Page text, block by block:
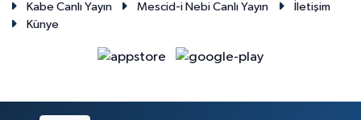
Kabe Canlı Yayın
Mescid-i Nebi Canlı Yayın
İletişim
Künye